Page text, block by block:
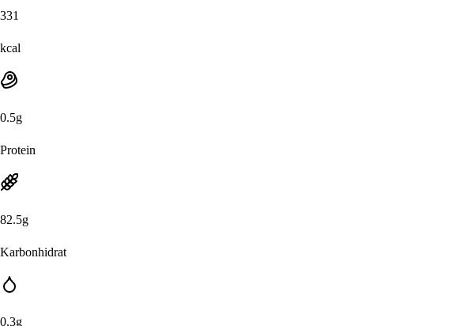
331
kcal
0.5g
Protein
82.5g
Karbonhidrat
0.3g